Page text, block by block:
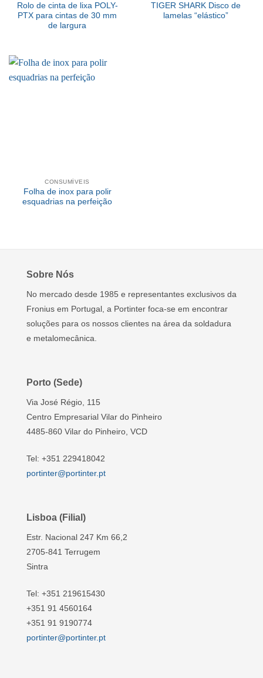
Rolo de cinta de lixa POLY-
PTX para cintas de 30 mm
de largura
TIGER SHARK Disco de
lamelas “elástico”
CONSUMÍVEIS
Folha de inox para polir
esquadrias na perfeição
Sobre Nós
No mercado desde 1985 e representantes exclusivos da
Fronius em Portugal, a Portinter foca-se em encontrar
soluções para os nossos clientes na área da soldadura
e metalomecânica.
Porto (Sede)
Via José Régio, 115
Centro Empresarial Vilar do Pinheiro
4485-860 Vilar do Pinheiro, VCD
Tel: +351 229418042
portinter@portinter.pt
Lisboa (Filial)
Estr. Nacional 247 Km 66,2
2705-841 Terrugem
Sintra
Tel: +351 219615430
+351 91 4560164
+351 91 9190774
portinter@portinter.pt